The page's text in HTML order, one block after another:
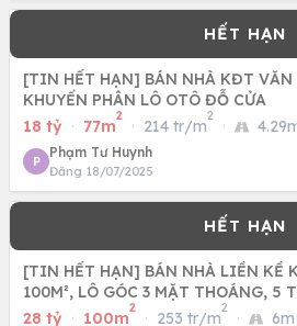
[TIN HẾT HẠN] BÁN NHÀ KĐT VĂN
KHUYẾN PHÂN LÔ OTÔ ĐỖ CỬA
18 tỷ · 77m
2
· 214 tr/m
2
·
P
Phạm Tư Huynh
Đăng 18/07/2025
[TIN HẾT HẠN] BÁN NHÀ LIỀN KỀ
100M², LÔ GÓC 3 MẶT THOÁNG, 5
28 tỷ · 100m
2
· 253 tr/m
2
· 6m